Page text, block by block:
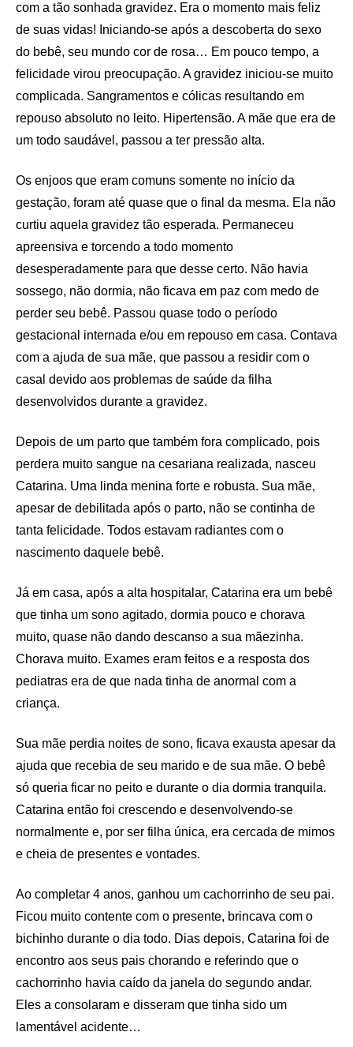
com a tão sonhada gravidez. Era o momento mais feliz
de suas vidas! Iniciando-se após a descoberta do sexo
do bebê, seu mundo cor de rosa… Em pouco tempo, a
felicidade virou preocupação. A gravidez iniciou-se muito
complicada. Sangramentos e cólicas resultando em
repouso absoluto no leito. Hipertensão. A mãe que era de
um todo saudável, passou a ter pressão alta.
Os enjoos que eram comuns somente no início da
gestação, foram até quase que o final da mesma. Ela não
curtiu aquela gravidez tão esperada. Permaneceu
apreensiva e torcendo a todo momento
desesperadamente para que desse certo. Não havia
sossego, não dormia, não ficava em paz com medo de
perder seu bebê. Passou quase todo o período
gestacional internada e/ou em repouso em casa. Contava
com a ajuda de sua mãe, que passou a residir com o
casal devido aos problemas de saúde da filha
desenvolvidos durante a gravidez.
Depois de um parto que também fora complicado, pois
perdera muito sangue na cesariana realizada, nasceu
Catarina. Uma linda menina forte e robusta. Sua mãe,
apesar de debilitada após o parto, não se continha de
tanta felicidade. Todos estavam radiantes com o
nascimento daquele bebê.
Já em casa, após a alta hospitalar, Catarina era um bebê
que tinha um sono agitado, dormia pouco e chorava
muito, quase não dando descanso a sua mãezinha.
Chorava muito. Exames eram feitos e a resposta dos
pediatras era de que nada tinha de anormal com a
criança.
Sua mãe perdia noites de sono, ficava exausta apesar da
ajuda que recebia de seu marido e de sua mãe. O bebê
só queria ficar no peito e durante o dia dormia tranquila.
Catarina então foi crescendo e desenvolvendo-se
normalmente e, por ser filha única, era cercada de mimos
e cheia de presentes e vontades.
Ao completar 4 anos, ganhou um cachorrinho de seu pai.
Ficou muito contente com o presente, brincava com o
bichinho durante o dia todo. Dias depois, Catarina foi de
encontro aos seus pais chorando e referindo que o
cachorrinho havia caído da janela do segundo andar.
Eles a consolaram e disseram que tinha sido um
lamentável acidente…